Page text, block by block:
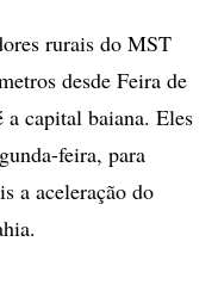
rurais do MST
desde Feira de
a capital baiana. Eles
feira, para
a aceleração do